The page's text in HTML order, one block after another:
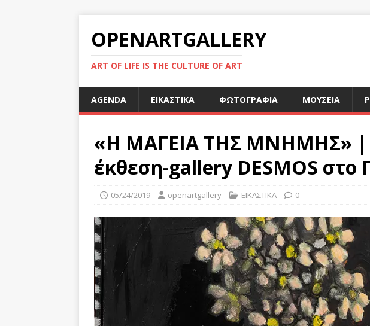
OPENARTGALLERY
ART OF LIFE IS THE CULTURE OF ART
AGENDA ΕΙΚΑΣΤΙΚΑ ΦΩΤΟΓΡΑΦΙΑ ΜΟΥΣΕΙΑ
«Η ΜΑΓΕΙΑ ΤΗΣ ΜΝΗΜΗΣ» |
έκθεση-gallery DESMOS στο
05/24/2019 openartgallery ΕΙΚΑΣΤΙΚΑ 0